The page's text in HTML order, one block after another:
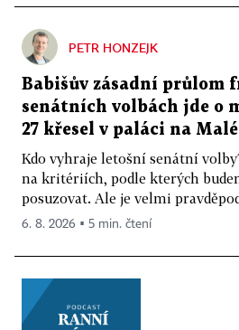
PETR HONZEJK
Babišův zásadní průlom
senátních volbách jde o
27 křesel v paláci na
Kdo vyhraje letošní senátní
na kritériích, podle kterých
posuzovat. Ale je velmi
6. 8. 2026 ▪ 5 min. čtení